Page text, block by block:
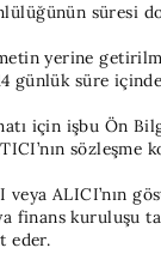
süresi
yerine
günlük süre
için işbu Ön
ALICI’nın
kuruluşu
eder.